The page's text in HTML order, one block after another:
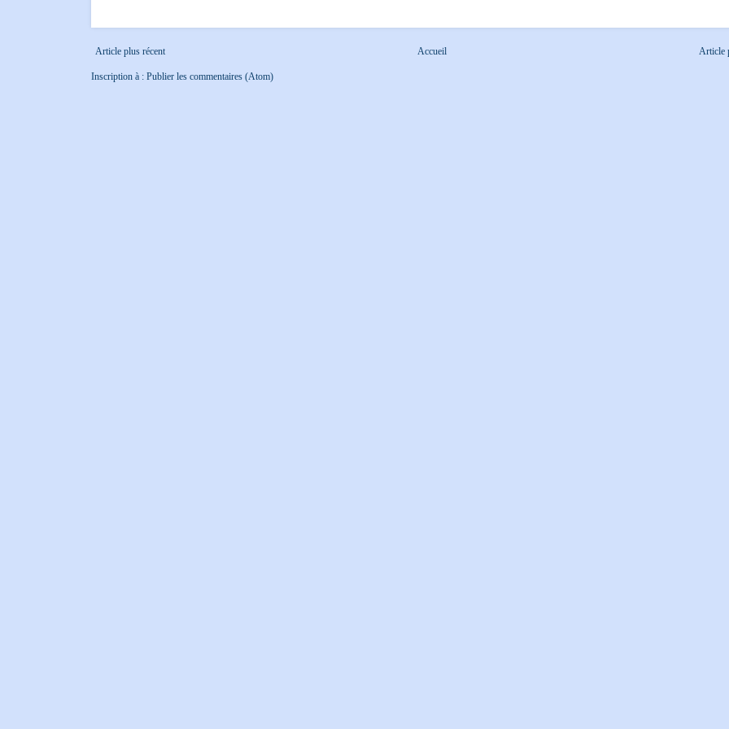
Article plus récent Article
Accueil
Inscription à : Publier les commentaires (Atom)